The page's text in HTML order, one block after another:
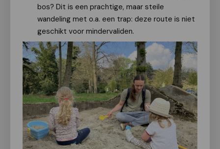
bos? Dit is een prachtige, maar steile
wandeling met o.a. een trap: deze route is niet
geschikt voor mindervaliden.